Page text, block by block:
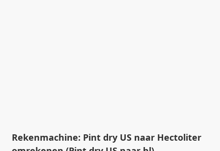
Rekenmachine: Pint dry US naar Hectoliter